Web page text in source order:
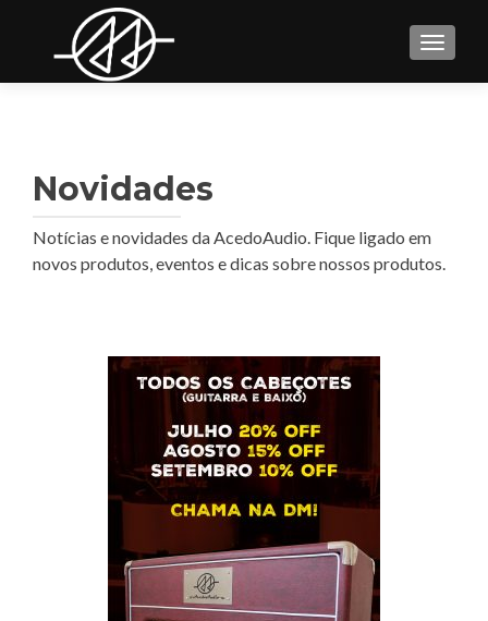
Novidades
Notícias e novidades da AcedoAudio. Fique ligado em
novos produtos, eventos e dicas sobre nossos produtos.